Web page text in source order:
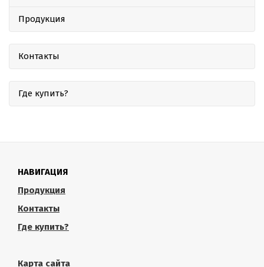
Продукция
Контакты
Где купить?
НАВИГАЦИЯ
Продукция
Контакты
Где купить?
Карта сайта